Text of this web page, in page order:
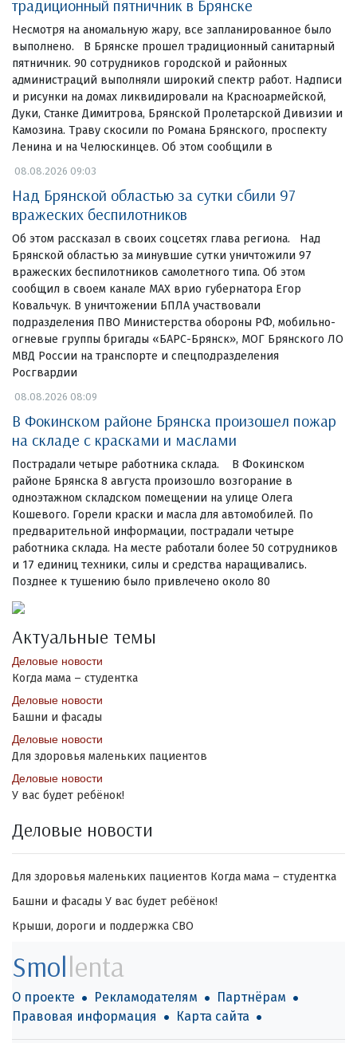
традиционный пятничник в Брянске
Несмотря на аномальную жару, все запланированное было
выполнено. В Брянске прошел традиционный санитарный
пятничник. 90 сотрудников городской и районных
администраций выполняли широкий спектр работ. Надписи
и рисунки на домах ликвидировали на Красноармейской,
Дуки, Станке Димитрова, Брянской Пролетарской Дивизии и
Камозина. Траву скосили по Романа Брянского, проспекту
Ленина и на Челюскинцев. Об этом сообщили в
08.08.2026 09:03
Над Брянской областью за сутки сбили 97
вражеских беспилотников
Об этом рассказал в своих соцсетях глава региона. Над
Брянской областью за минувшие сутки уничтожили 97
вражеских беспилотников самолетного типа. Об этом
сообщил в своем канале МАХ врио губернатора Егор
Ковальчук. В уничтожении БПЛА участвовали
подразделения ПВО Министерства обороны РФ, мобильно-
огневые группы бригады «БАРС-Брянск», МОГ Брянского ЛО
МВД России на транспорте и спецподразделения
Росгвардии
08.08.2026 08:09
В Фокинском районе Брянска произошел пожар
на складе с красками и маслами
Пострадали четыре работника склада. В Фокинском
районе Брянска 8 августа произошло возгорание в
одноэтажном складском помещении на улице Олега
Кошевого. Горели краски и масла для автомобилей. По
предварительной информации, пострадали четыре
работника склада. На месте работали более 50 сотрудников
и 17 единиц техники, силы и средства наращивались.
Позднее к тушению было привлечено около 80
Актуальные темы
Деловые новости
Когда мама – студентка
Деловые новости
Башни и фасады
Деловые новости
Для здоровья маленьких пациентов
Деловые новости
У вас будет ребёнок!
Деловые новости
Для здоровья маленьких пациентов Когда мама – студентка
Башни и фасады У вас будет ребёнок!
Крыши, дороги и поддержка СВО
Smollenta
О проекте Рекламодателям
Партнёрам
Правовая информация
Карта сайта